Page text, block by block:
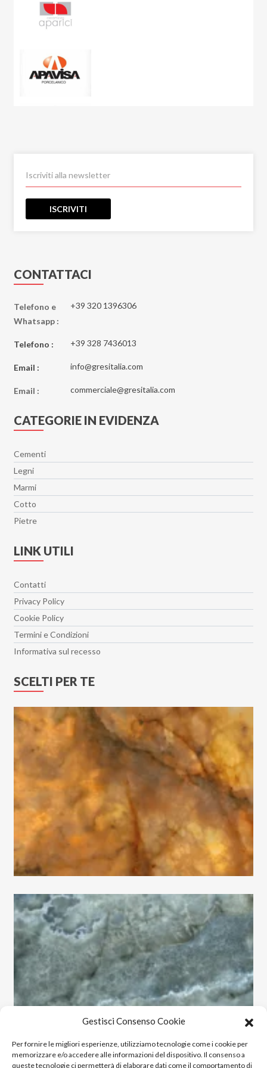
Gestisci Consenso Cookie
Per fornire le migliori esperienze, utilizziamo tecnologie come i cookie per
memorizzare e/o accedere alle informazioni del dispositivo. Il consenso a
queste tecnologie ci permetterà di elaborare dati come il comportamento di
City Plaster
Concept
Corten
Crystal Sea
Elements
Emerald Paris
Essenze
Etoile
Explosion
Fantastic Green
Flatiron
Genesis
Geology
Ghost
Glimpse
Glowood
Hangar 30x90
Il Travertino
Imperial
Interno 9
Isen
Lamiere
Le Resine
Levante
Lincoln
Lithos
Loft
Lounge
Luminescence
Magnetic
Maioliche
Majestic
Makrana
Marble Velvet
Marquiña
Massive
Materia
Miro
Montecchio
ISCRIVITI
CONTATTACI
Telefono e
Whatsapp :
+39 320 1396306
Telefono : +39 328 7436013
Email : info@gresitalia.com
Email : commerciale@gresitalia.com
CATEGORIE IN EVIDENZA
Cementi
Legni
Marmi
Cotto
Pietre
LINK UTILI
Contatti
Privacy Policy
Cookie Policy
Termini e Condizioni
Informativa sul recesso
SCELTI PER TE